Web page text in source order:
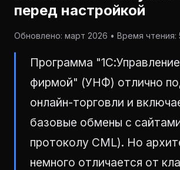
перед настройкой
Обновлено: март 2026 • Время чтения:
Программа
фирмой" (УНФ) отлично
онлайн-торговли и
базовые обмены с
протоколу CML). Но
немного отличается от